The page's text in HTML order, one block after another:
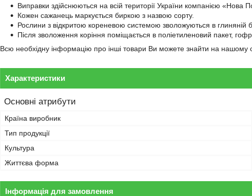
Виправки здійснюються на всій території України компанією «Нова
Кожен сажанець маркується биркою з назвою сорту.
Рослини з відкритою кореневою системою зволожуються в
Після зволоження коріння поміщається в поліетиленовий пакет,
Всю необхідну інформацію про інші товари Ви можете знайти на нашому
Характеристики
Основні атрибути
Країна виробник
Тип продукції
Культура
Життєва форма
Інформація для замовлення